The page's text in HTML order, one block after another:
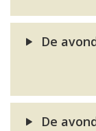
De
De